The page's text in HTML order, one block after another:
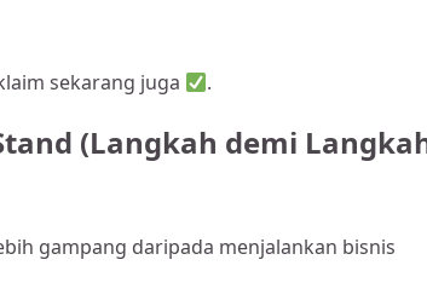
sekarang juga .
(Langkah demi
gampang daripada menjalankan bisnis